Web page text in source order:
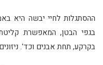
ההסתגלות לחיי יבשה היא
בגפי הבטן, המאפשרת
בקרקע, תחת אבנים וכד'.